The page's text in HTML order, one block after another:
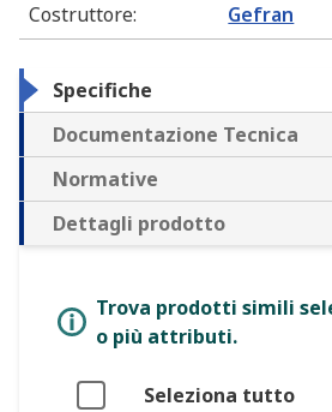
Costruttore: Gefran
Specifiche
Documentazione Tecnica
Normative
Dettagli prodotto
Trova prodotti simili
o più attributi.
Seleziona tutto